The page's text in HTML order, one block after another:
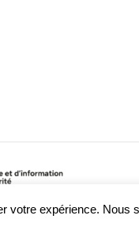
votre expérience.